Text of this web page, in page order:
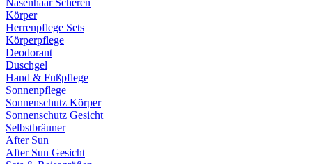
Nasenhaar Scheren
Körper
Herrenpflege Sets
Körperpflege
Deodorant
Duschgel
Hand & Fußpflege
Sonnenpflege
Sonnenschutz Körper
Sonnenschutz Gesicht
Selbstbräuner
After Sun
After Sun Gesicht